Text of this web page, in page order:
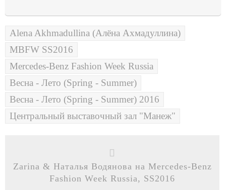
Alena Akhmadullina (Алёна Ахмадуллина)
MBFW SS2016
Mercedes-Benz Fashion Week Russia
Весна - Лето (Spring - Summer)
Весна - Лето (Spring - Summer) 2016
Центральный выставочный зал "Манеж"
Zarina & Наталья Водянова на Mercedes-Benz
Fashion Week Russia, SS2016